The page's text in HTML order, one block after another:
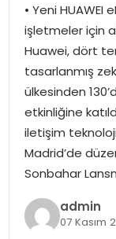
SAĞLIK
SIYASET
SPOR
TEKNOLOJI
• Yeni
işletmeler için
Huawei, dört
tasarlanmış
ülkesinden
etkinliğine
iletişim
Madrid’de
Sonbahar
admin
07 Kasım